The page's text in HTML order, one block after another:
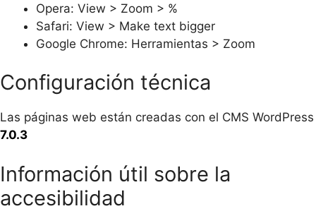
Opera: View > Zoom > %
Safari: View > Make text bigger
Google Chrome: Herramientas > Zoom
Configuración técnica
Las páginas web están creadas con el CMS WordPress
7.0.3
Información útil sobre la
accesibilidad